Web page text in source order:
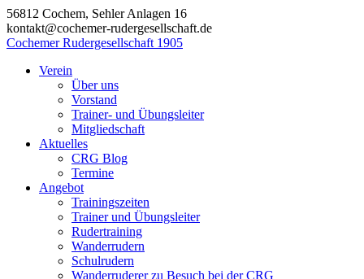
Zum
Inhalt
springen
56812 Cochem, Sehler Anlagen 16
kontakt@cochemer-rudergesellschaft.de
Cochemer Rudergesellschaft 1905
Verein
Über uns
Vorstand
Trainer- und Übungsleiter
Mitgliedschaft
Aktuelles
CRG Blog
Termine
Angebot
Trainingszeiten
Trainer und Übungsleiter
Rudertraining
Wanderrudern
Schulrudern
Wanderruderer zu Besuch bei der CRG